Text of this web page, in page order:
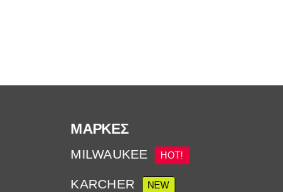
ΜΆΡΚΕΣ
MILWAUKEE HOT!
KARCHER NEW